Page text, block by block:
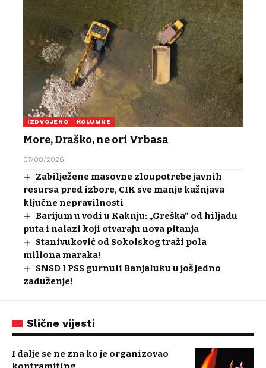
IZDVOJENO KOLUMNE
More, Draško, ne ori Vrbasa
07/08/2026
Zabilježene masovne zloupotrebe javnih
resursa pred izbore, CIK sve manje kažnjava
ključne nepravilnosti
Barijum u vodi u Kaknju: „Greška“ od hiljadu
puta i nalazi koji otvaraju nova pitanja
Stanivuković od Sokolskog traži pola
miliona maraka!
SNSD I PSS gurnuli Banjaluku u još jedno
zaduženje!
Slične vijesti
I dalje se ne zna ko je organizovao